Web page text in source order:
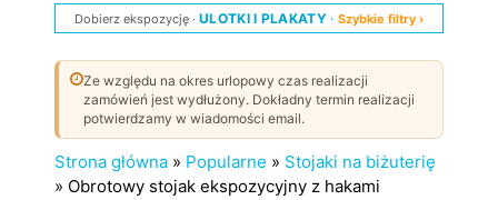
Dobierz ekspozycję ULOTKI I PLAKATY Szybkie filtry ›
Ze względu na okres urlopowy czas realizacji
zamówień jest wydłużony. Dokładny termin realizacji
potwierdzamy w wiadomości email.
Strona główna » Popularne » Stojaki na biżuterię
» Obrotowy stojak ekspozycyjny z hakami